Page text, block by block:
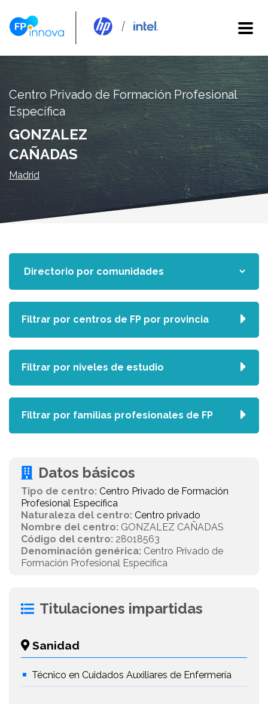
Centro Privado de Formación Profesional
Específica
GONZALEZ
CAÑADAS
Madrid
Datos básicos
Tipo de centro: Centro Privado de Formación
Profesional Específica
Naturaleza del centro: Centro privado
Nombre del centro: GONZALEZ CAÑADAS
Código del centro: 28018563
Denominación genérica: Centro Privado de
Formación Profesional Específica
Titulaciones impartidas
Sanidad
Técnico en Cuidados Auxiliares de Enfermería
Filtrar por centros de FP por provincia
Filtrar por niveles de estudio
Filtrar por familias profesionales de FP